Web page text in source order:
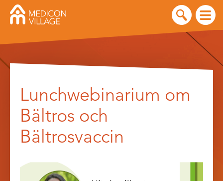
contentLunchwebinarium om
Bältros och
Bältrosvaccin